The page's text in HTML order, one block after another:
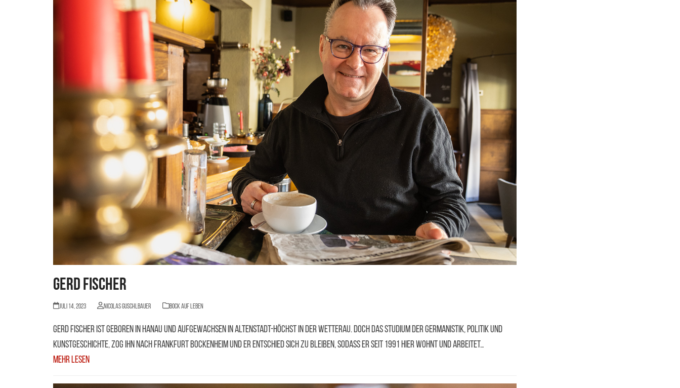
Gerd Fischer
Juli 14, 2023 Nicolas Guschlbauer BOCK AUF LEBEN
Gerd Fischer ist geboren in Hanau und aufgewachsen in Altenstadt-Höchst in der Wetterau. Doch das Studium der Germanistik, Politik und
Kunstgeschichte, zog ihn nach Frankfurt Bockenheim und er entschied sich zu bleiben, sodass er seit 1991 hier wohnt und arbeitet…
Mehr Lesen